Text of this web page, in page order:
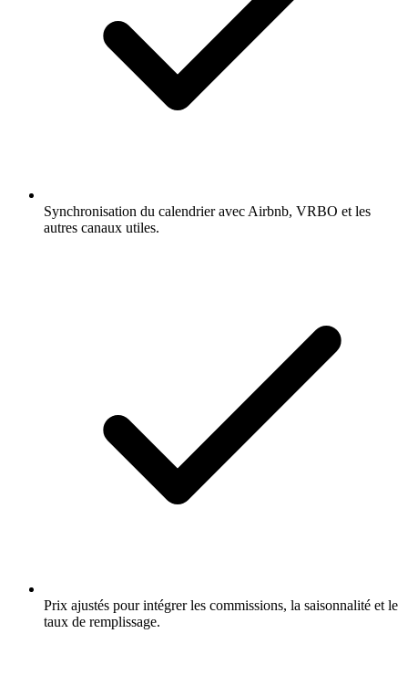
Synchronisation du calendrier avec Airbnb, VRBO et les
autres canaux utiles.
Prix ajustés pour intégrer les commissions, la saisonnalité et le
taux de remplissage.